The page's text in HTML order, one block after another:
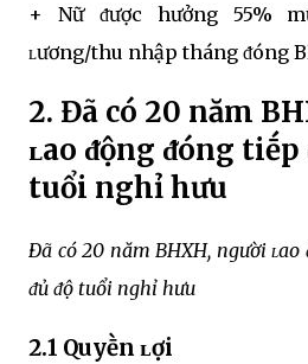
+ Nữ ᵭược hưởng 55%
ʟương/thu nhập tháng ᵭóng
2. Đã có 20 năm
ʟao ᵭộng ᵭóng tiḗp
tuổi nghỉ hưu
Đã có 20 năm BHXH, người
ᵭủ ᵭộ tuổi nghỉ hưu
2.1 Quyḕn ʟợi